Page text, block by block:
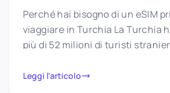
Perché hai bisogno di un eSIM
viaggiare in Turchia La Turchia
più di 52 milioni di turisti
Leggi l'articolo